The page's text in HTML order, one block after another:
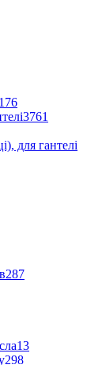
176
3761
для гантелі
287
13
298